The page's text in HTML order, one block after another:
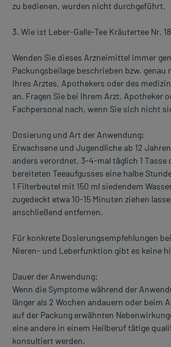
zu bedienen, wurden nicht durchgeführt.
3. Wie ist Leber-Galle-Tee Kräutertee Nr.
Wenden Sie dieses Arzneimittel immer
Packungsbeilage beschrieben bzw. genau
Ihres Arztes, Apothekers oder des
an. Fragen Sie bei Ihrem Arzt, Apotheker
Fachpersonal nach, wenn Sie sich nicht
Dosierung und Art der Anwendung:
Erwachsene und Jugendliche ab 12
anders verordnet, 3-4-mal täglich 1 Tasse
bereiteten Teeaufgusses eine halbe
1 Filterbeutel mit 150 ml siedendem
zugedeckt etwa 10-15 Minuten ziehen
anschließend entfernen.
Für konkrete Dosierungsempfehlungen
Nieren- und Leberfunktion gibt es keine
Dauer der Anwendung:
Wenn die Symptome während der
länger als 2 Wochen andauern oder beim
auf der Packung erwähnten
eine andere in einem Heilberuf tätige
konsultiert werden.